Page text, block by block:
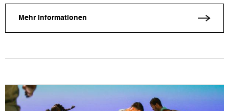
Mehr Informationen